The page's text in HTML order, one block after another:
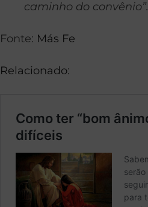
caminho do convênio”.
Fonte: Más Fe
Relacionado: